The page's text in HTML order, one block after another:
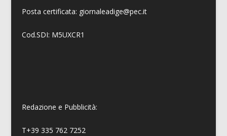
Posta certificata: giornaleadige@pec.it
Cod.SDI: M5UXCR1
Redazione e Pubblicità:
T+39 335 762 7252